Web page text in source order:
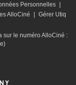
Personnelles |
AlloCiné | Gérer Utiq
sur le numéro AlloCiné :